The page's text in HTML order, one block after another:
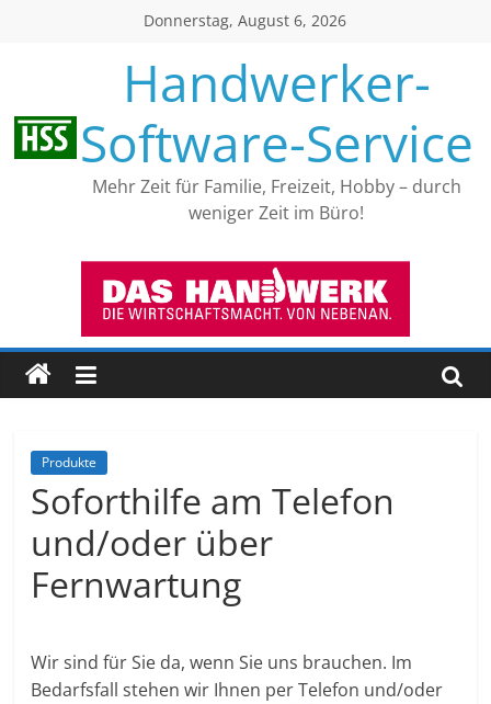
Donnerstag, August 6, 2026
Handwerker-
Software-Service
Mehr Zeit für Familie, Freizeit, Hobby – durch
weniger Zeit im Büro!
Produkte
Soforthilfe am Telefon
und/oder über
Fernwartung
Wir sind für Sie da, wenn Sie uns brauchen. Im
Bedarfsfall stehen wir Ihnen per Telefon und/oder